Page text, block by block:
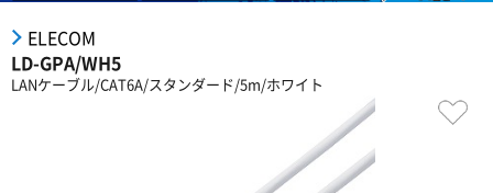
ELECOM
LD-GPA/WH5
LANケーブル/CAT6A/スタンダード/5m/ホワイト